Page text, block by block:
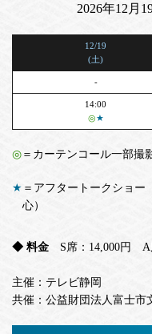
2026年12月
12/19
(土)
-
14:00
◎★
◎ ＝カーテンコール一部撮
★ ＝アフタートークショー
心）
◆ 料金 S席：14,000円 A
主催：テレビ静岡
共催：公益財団法人富士市